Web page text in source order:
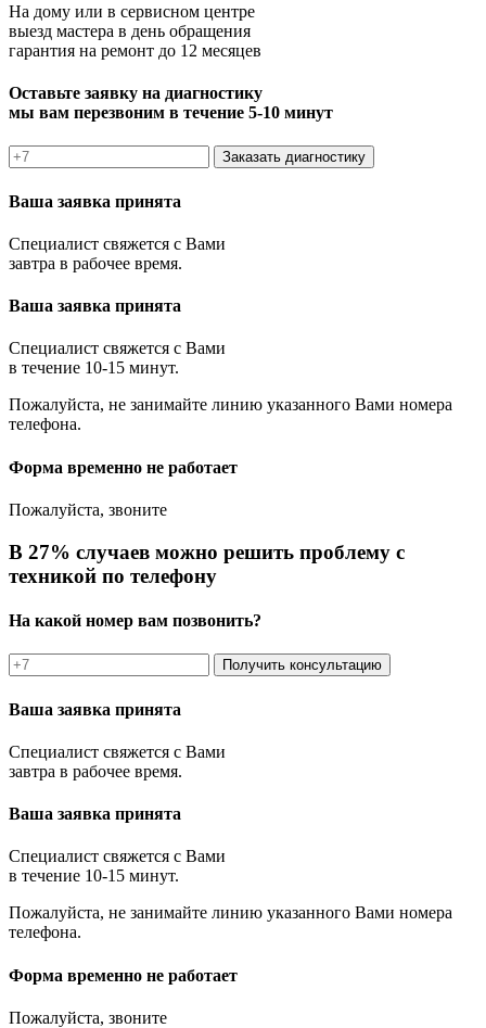
На дому или в сервисном центре
выезд мастера в день обращения
гарантия на ремонт до 12 месяцев
Оставьте заявку на диагностику
мы вам перезвоним в течение 5-10 минут
Заказать диагностику
Ваша заявка принята
Специалист свяжется с Вами
завтра в рабочее время.
Ваша заявка принята
Специалист свяжется с Вами
в течение 10-15 минут.
Пожалуйста, не занимайте линию указанного Вами номера
телефона.
Форма временно не работает
Пожалуйста, звоните
В 27% случаев можно решить проблему с
техникой по телефону
На какой номер вам позвонить?
Получить консультацию
Ваша заявка принята
Специалист свяжется с Вами
завтра в рабочее время.
Ваша заявка принята
Специалист свяжется с Вами
в течение 10-15 минут.
Пожалуйста, не занимайте линию указанного Вами номера
телефона.
Форма временно не работает
Пожалуйста, звоните